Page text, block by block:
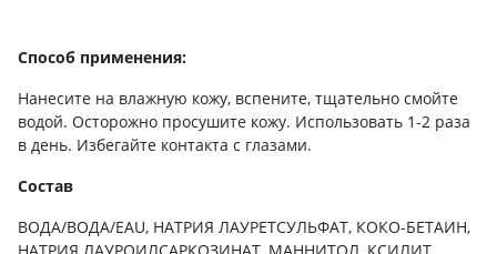
Способ применения:
Нанесите на влажную кожу, вспените, тщательно смойте
водой. Осторожно просушите кожу. Использовать 1-2 раза
в день. Избегайте контакта с глазами.
Состав
ВОДА/ВОДА/EAU, НАТРИЯ ЛАУРЕТСУЛЬФАТ, КОКО-БЕТАИН,